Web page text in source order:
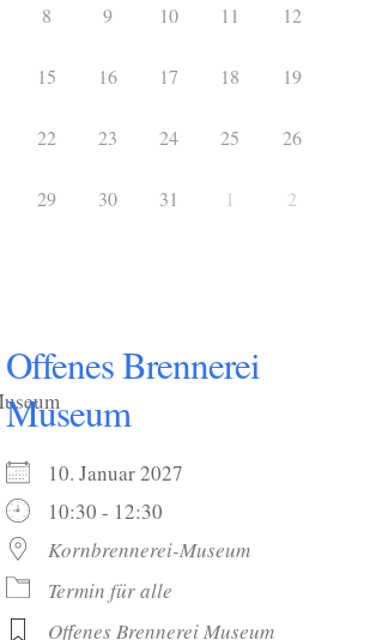
8 9 10 11 12
15 16 17 18 19
22 23 24 25 26
29 30 31 1 2
Offenes Brennerei
Museum
10. Januar 2027
10:30 - 12:30
Kornbrennerei-Museum
Termin für alle
Offenes Brennerei Museum